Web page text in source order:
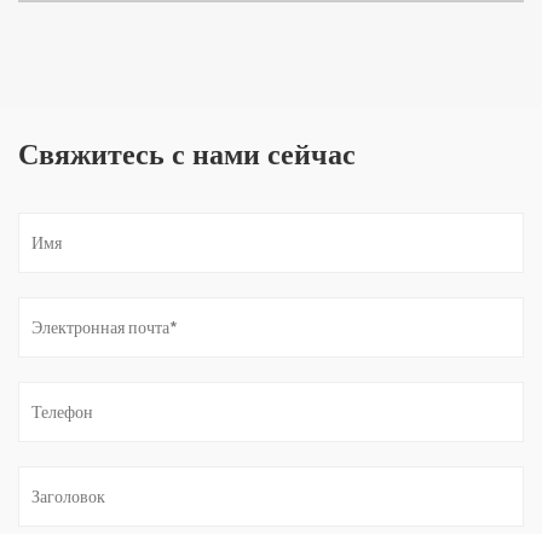
Свяжитесь с нами сейчас